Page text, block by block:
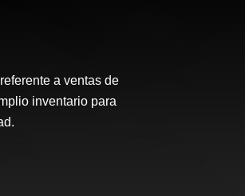
a ventas de
inventario para